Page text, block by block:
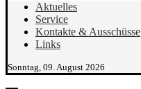
Aktuelles
Service
Kontakte & Ausschüsse
Links
Sonntag, 09. August 2026